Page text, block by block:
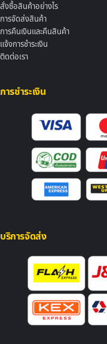
สั่งซื้อสินค้าอย่างไร
การจัดส่งสินค้า
การคืนเงินและคืนสินค้า
แจ้งการชำระเงิน
ติดต่อเรา
การชำระเงิน
บริการจัดส่ง